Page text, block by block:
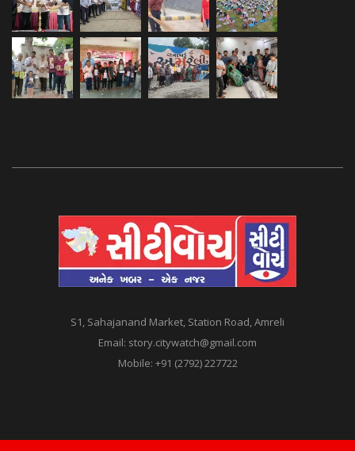
S1, Sahajanand Market, Station Road, Amreli
Email: story.citywatch@gmail.com
Mobile: +91 (2792) 227722